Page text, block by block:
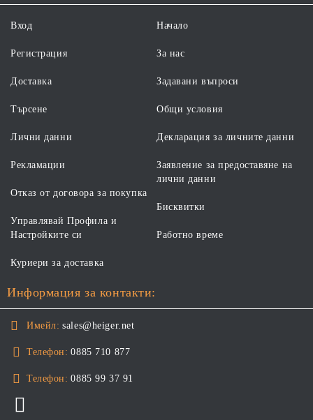
Вход
Регистрация
Доставка
Търсене
Начало
За нас
Задавани въпроси
Общи условия
Лични данни
Рекламации
Отказ от договора за покупка
Управлявай Профила и
Настройките си
Декларация за личните данни
Заявление за предоставяне на
лични данни
Бисквитки
Работно време
Куриери за доставка
Информация за контакти:
Имейл: sales@heiger.net
Телефон: 0885 710 877
Телефон: 0885 99 37 91